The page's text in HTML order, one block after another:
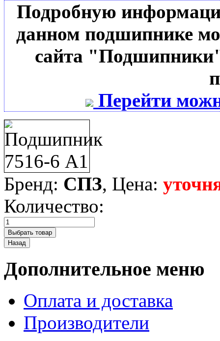
Подробную
данном подшипнике
сайта
Перейти
Бренд: СПЗ, Цена:
Количество:
Дополнительное меню
Оплата и доставка
Производители